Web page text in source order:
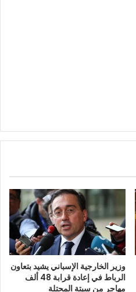
وزير الخارجية الإسباني يشيد بتعاون
الرباط في إعادة قرابة 48 ألف
مهاجر من سبتة المحتلة